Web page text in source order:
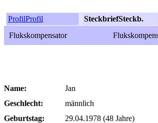
ProfilProfil SteckbriefSteckb.
Flukskompensator
Name:
Jan
Geschlecht:
männlich
Geburtstag:
29.04.1978 (48 Jahre)